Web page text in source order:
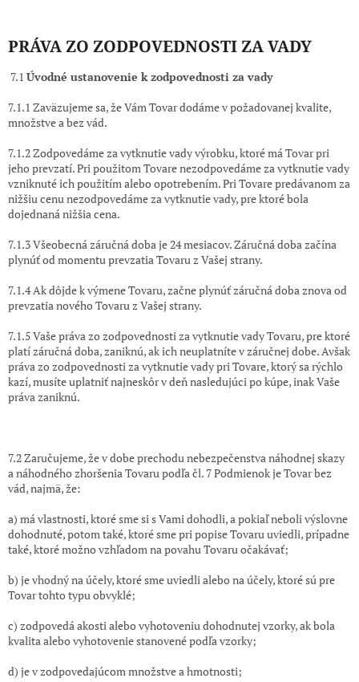
PRÁVA ZO ZODPOVEDNOSTI ZA VADY
7.1 Úvodné ustanovenie k zodpovednosti za vady
7.1.1 Zaväzujeme sa, že Vám Tovar dodáme v požadovanej kvalite,
množstve a bez vád.
7.1.2 Zodpovedáme za vytknutie vady výrobku, ktoré má Tovar pri
jeho prevzatí. Pri použitom Tovare nezodpovedáme za vytknutie vady
vzniknuté ich použitím alebo opotrebením. Pri Tovare predávanom za
nižšiu cenu nezodpovedáme za vytknutie vady, pre ktoré bola
dojednaná nižšia cena.
7.1.3 Všeobecná záručná doba je 24 mesiacov. Záručná doba začína
plynúť od momentu prevzatia Tovaru z Vašej strany.
7.1.4 Ak dôjde k výmene Tovaru, začne plynúť záručná doba znova od
prevzatia nového Tovaru z Vašej strany.
7.1.5 Vaše práva zo zodpovednosti za vytknutie vady Tovaru, pre ktoré
platí záručná doba, zaniknú, ak ich neuplatníte v záručnej dobe. Avšak
práva zo zodpovednosti za vytknutie vady pri Tovare, ktorý sa rýchlo
kazí, musíte uplatniť najneskôr v deň nasledujúci po kúpe, inak Vaše
práva zaniknú.
7.2 Zaručujeme, že v dobe prechodu nebezpečenstva náhodnej skazy
a náhodného zhoršenia Tovaru podľa čl. 7 Podmienok je Tovar bez
vád, najmä, že:
a) má vlastnosti, ktoré sme si s Vami dohodli, a pokiaľ neboli výslovne
dohodnuté, potom také, ktoré sme pri popise Tovaru uviedli, prípadne
také, ktoré možno vzhľadom na povahu Tovaru očakávať;
b) je vhodný na účely, ktoré sme uviedli alebo na účely, ktoré sú pre
Tovar tohto typu obvyklé;
c) zodpovedá akosti alebo vyhotoveniu dohodnutej vzorky, ak bola
kvalita alebo vyhotovenie stanovené podľa vzorky;
d) je v zodpovedajúcom množstve a hmotnosti;